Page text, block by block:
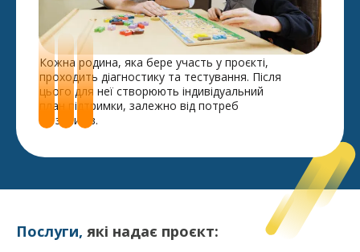
Кожна родина, яка бере участь у проєкті,
проходить діагностику та тестування. Після
цього для неї створюють індивідуальний
план підтримки, залежно від потреб
та запитів.
Послуги, які надає проєкт: